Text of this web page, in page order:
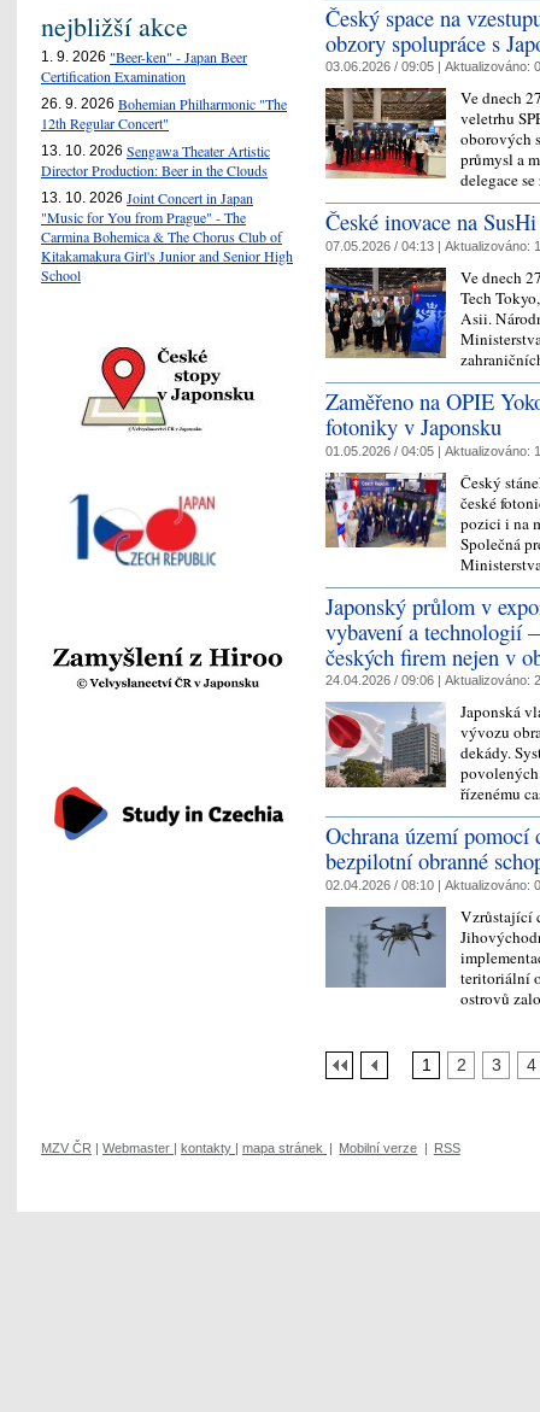
Český space na
obzory spolupráce s
03.06.2026 / 09:05 | Aktualizováno:
Ve dnech
veletrhu
oborových
průmysl a
delegace
České inovace na
07.05.2026 / 04:13 | Aktualizováno:
Ve dnech
Tech
Asii.
Zaměřeno na OPIE
fotoniky v Japonsku
01.05.2026 / 04:05 | Aktualizováno:
Český
české
pozici i na
Společná
Japonský průlom v
vybavení a technologií
českých firem nejen v
24.04.2026 / 09:06 | Aktualizováno:
Japonská
vývozu
dekády.
řízenému
Ochrana území
bezpilotní obranné
02.04.2026 / 08:10 | Aktualizováno:
Vzrůstající
teritoriální
ostrovů
1 2 3 4
nejbližší akce
1. 9. 2026 "Beer-ken" - Japan Beer
Certification Examination
26. 9. 2026 Bohemian Philharmonic "The
12th Regular Concert"
13. 10. 2026 Sengawa Theater Artistic
Director Production: Beer in the Clouds
13. 10. 2026 Joint Concert in Japan
"Music for You from Prague" - The
Carmina Bohemica & The Chorus Club of
Kitakamakura Girl's Junior and Senior High
School
MZV ČR Webmaster kontakty mapa stránek Mobilní verze RSS